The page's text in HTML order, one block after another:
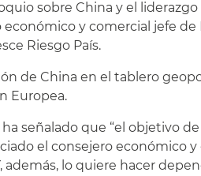
sobre China y el
y comercial jefe
Riesgo País.
de China en el tablero
Europea.
señalado que “el objetivo
el consejero económico
lo quiere hacer